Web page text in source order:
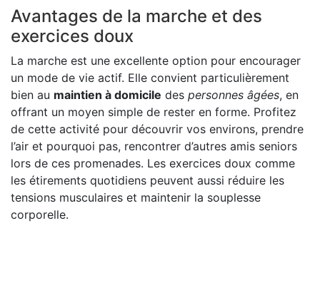
Avantages de la marche et des
exercices doux
La marche est une excellente option pour encourager
un mode de vie actif. Elle convient particulièrement
bien au maintien à domicile des personnes âgées, en
offrant un moyen simple de rester en forme. Profitez
de cette activité pour découvrir vos environs, prendre
l’air et pourquoi pas, rencontrer d’autres amis seniors
lors de ces promenades. Les exercices doux comme
les étirements quotidiens peuvent aussi réduire les
tensions musculaires et maintenir la souplesse
corporelle.